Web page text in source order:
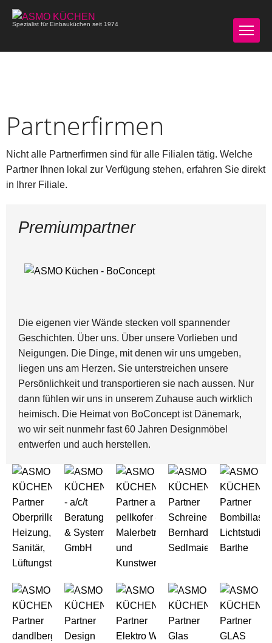
Spezialist für Einbauküchen seit 1974
Partnerfirmen
Nicht alle Partnerfirmen sind für alle Filialen tätig. Welche
Partner Ihnen lokal zur Verfügung stehen, erfahren Sie direkt
in Ihrer Filiale.
Premiumpartner
Die eigenen vier Wände stecken voll spannender
Geschichten. Über uns. Über unsere Vorlieben und
Neigungen. Die Dinge, mit denen wir uns umgeben,
liegen uns am Herzen. Sie unterstreichen unsere
Persönlichkeit und transportieren sie nach aussen. Nur
dann fühlen wir uns in unserem Zuhause auch wirklich
heimisch. Die Heimat von BoConcept ist Dänemark,
wo wir seit nunmehr fast 60 Jahren Designmöbel
entwerfen und auch herstellen.